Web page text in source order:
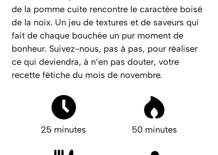
de la pomme cuite rencontre le caractère boisé
de la noix. Un jeu de textures et de saveurs qui
fait de chaque bouchée un pur moment de
bonheur. Suivez-nous, pas à pas, pour réaliser
ce qui deviendra, à n’en pas douter, votre
recette fétiche du mois de novembre.
25 minutes 50 minutes